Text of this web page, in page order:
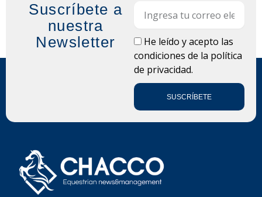
Suscríbete a
nuestra
Newsletter
LOPDHe leído y acepto las
condiciones de la política
de privacidad.
SUSCRÍBETE